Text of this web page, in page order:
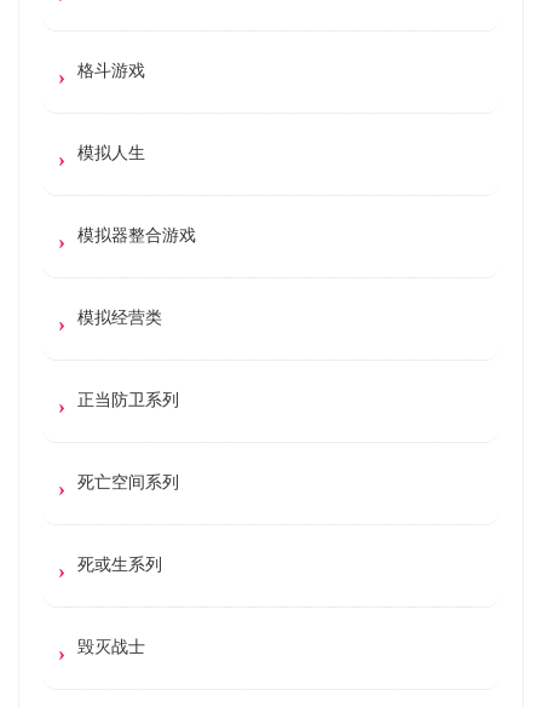
格斗游戏
模拟人生
模拟器整合游戏
模拟经营类
正当防卫系列
死亡空间系列
死或生系列
毁灭战士